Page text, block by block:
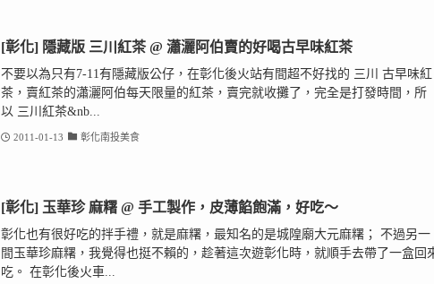
[彰化] 隱藏版 三川紅茶 @ 瀟灑阿伯賣的好喝古早味紅茶
不要以為只有7-11有隱藏版公仔，在彰化後火站有間超不好找的 三川 古早味紅
茶，賣紅茶的瀟灑阿伯每天限量的紅茶，賣完就收攤了，完全是打發時間，所
以 三川紅茶&nb...
2011-01-13 彰化南投美食
[彰化] 玉華珍 麻糬 @ 手工製作，皮薄餡飽滿，好吃～
彰化也有很好吃的拌手禮，就是麻糬，最知名的是城隍廟大元麻糬； 不過另一
間玉華珍麻糬，我覺得也挺不賴的，趁著這次遊彰化時，就順手去帶了一盒回
吃。 在彰化後火車...